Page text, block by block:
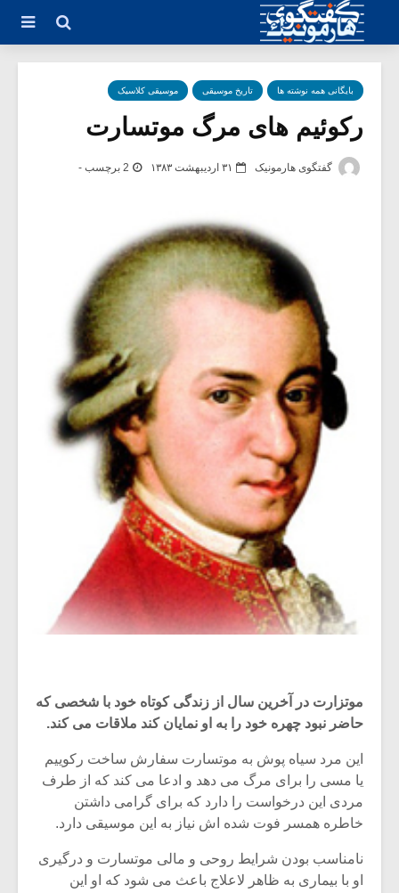
بایگانی همه نوشته ها تاریخ موسیقی موسیقی کلاسیک
رکوئیم های مرگ موتسارت
گفتگوی هارمونیک ۳۱ اردیبهشت ۱۳۸۳ 2 برچسب -
موتزارت در آخرین سال از زندگی کوتاه خود با شخصی که
حاضر نبود چهره خود را به او نمایان کند ملاقات می کند.
این مرد سیاه پوش به موتسارت سفارش ساخت رکوییم
یا مسی را برای مرگ می دهد و ادعا می کند که از طرف
مردی این درخواست را دارد که برای گرامی داشتن
خاطره همسر فوت شده اش نیاز به این موسیقی دارد.
نامناسب بودن شرایط روحی و مالی موتسارت و درگیری
او با بیماری به ظاهر لاعلاج باعث می شود که او این